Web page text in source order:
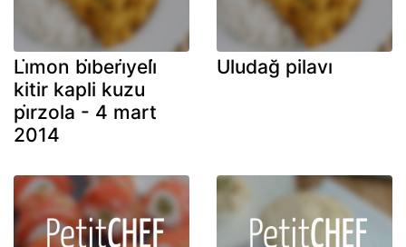
Li̇mon bi̇beri̇yeli̇
kitir kapli kuzu
pi̇rzola - 4 mart
2014
Uludağ pilavı